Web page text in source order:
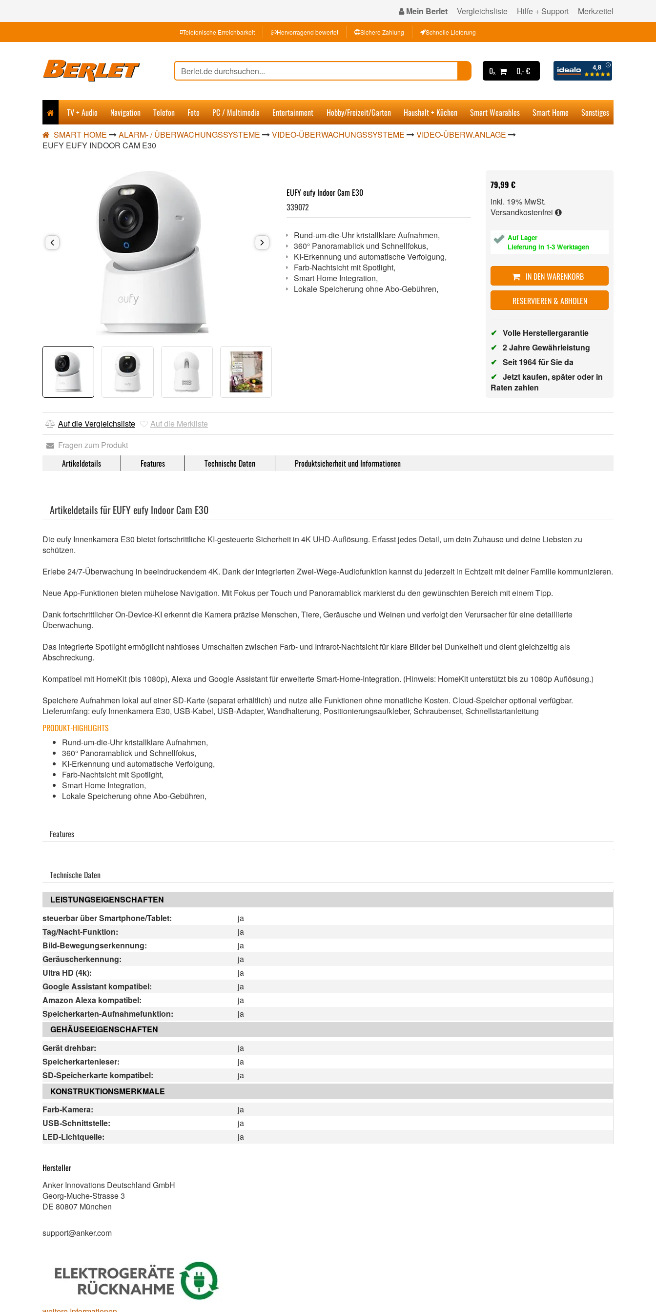
Mein Berlet Vergleichsliste Hilfe + Support Merkzettel
Telefonische Erreichbarkeit Hervorragend bewertet Sichere Zahlung Schnelle Lieferung
0ₓ 0,- €
TV + Audio Navigation Telefon Foto PC / Multimedia Entertainment Hobby/Freizeit/Garten Haushalt + Küchen Smart Wearables Smart Home Sonstiges
SMART HOME ALARM- / ÜBERWACHUNGSSYSTEME VIDEO-ÜBERWACHUNGSSYSTEME
VIDEO-ÜBERW.ANLAGE
EUFY EUFY INDOOR CAM E30
EUFY eufy Indoor Cam E30
339072
Rund-um-die-Uhr kristallklare Aufnahmen,
360° Panoramablick und Schnellfokus,
KI-Erkennung und automatische Verfolgung,
Farb-Nachtsicht mit Spotlight,
Smart Home Integration,
Lokale Speicherung ohne Abo-Gebühren,
79,99 €
inkl. 19% MwSt.
Versandkostenfrei
Auf Lager
Lieferung in 1-3 Werktagen
IN DEN WARENKORB
RESERVIEREN & ABHOLEN
✔ Volle Herstellergarantie
✔ 2 Jahre Gewährleistung
✔ Seit 1964 für Sie da
✔ Jetzt kaufen, später oder in
Raten zahlen
Auf die Vergleichsliste
Auf die Merkliste
Fragen zum Produkt
Artikeldetails Features Technische Daten Produktsicherheit und Informationen
Artikeldetails für EUFY eufy Indoor Cam E30
Die eufy Innenkamera E30 bietet fortschrittliche KI-gesteuerte Sicherheit in 4K UHD-Auflösung. Erfasst jedes Detail, um dein Zuhause und deine Liebsten zu
schützen.
Erlebe 24/7-Überwachung in beeindruckendem 4K. Dank der integrierten Zwei-Wege-Audiofunktion kannst du jederzeit in Echtzeit mit deiner Familie kommunizieren.
Neue App-Funktionen bieten mühelose Navigation. Mit Fokus per Touch und Panoramablick markierst du den gewünschten Bereich mit einem Tipp.
Dank fortschrittlicher On-Device-KI erkennt die Kamera präzise Menschen, Tiere, Geräusche und Weinen und verfolgt den Verursacher für eine detaillierte
Überwachung.
Das integrierte Spotlight ermöglicht nahtloses Umschalten zwischen Farb- und Infrarot-Nachtsicht für klare Bilder bei Dunkelheit und dient gleichzeitig als
Abschreckung.
Kompatibel mit HomeKit (bis 1080p), Alexa und Google Assistant für erweiterte Smart-Home-Integration. (Hinweis: HomeKit unterstützt bis zu 1080p Auflösung.)
Speichere Aufnahmen lokal auf einer SD-Karte (separat erhältlich) und nutze alle Funktionen ohne monatliche Kosten. Cloud-Speicher optional verfügbar.
Lieferumfang: eufy Innenkamera E30, USB-Kabel, USB-Adapter, Wandhalterung, Positionierungsaufkleber, Schraubenset, Schnellstartanleitung
PRODUKT-HIGHLIGHTS
Rund-um-die-Uhr kristallklare Aufnahmen,
360° Panoramablick und Schnellfokus,
KI-Erkennung und automatische Verfolgung,
Farb-Nachtsicht mit Spotlight,
Smart Home Integration,
Lokale Speicherung ohne Abo-Gebühren,
Features
Technische Daten
LEISTUNGSEIGENSCHAFTEN
steuerbar über Smartphone/Tablet:
ja
Tag/Nacht-Funktion:
ja
Bild-Bewegungserkennung:
ja
Geräuscherkennung:
ja
Ultra HD (4k):
ja
Google Assistant kompatibel:
ja
Amazon Alexa kompatibel:
ja
Speicherkarten-Aufnahmefunktion:
ja
GEHÄUSEEIGENSCHAFTEN
Gerät drehbar:
ja
Speicherkartenleser:
ja
SD-Speicherkarte kompatibel:
ja
KONSTRUKTIONSMERKMALE
Farb-Kamera:
ja
USB-Schnittstelle:
ja
LED-Lichtquelle:
ja
Hersteller
Anker Innovations Deutschland GmbH
Georg-Muche-Strasse 3
DE 80807 München
support@anker.com